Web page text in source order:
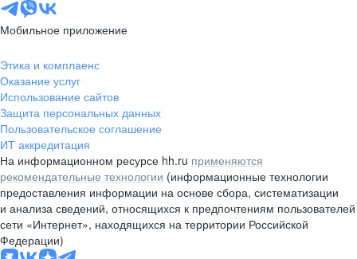
Мобильное приложение
Этика и комплаенс
Оказание услуг
Использование сайтов
Защита персональных данных
Пользовательское соглашение
ИТ аккредитация
На информационном ресурсе hh.ru применяются
рекомендательные технологии (информационные технологии
предоставления информации на основе сбора, систематизации
и анализа сведений, относящихся к предпочтениям пользователей
сети «Интернет», находящихся на территории Российской
Федерации)